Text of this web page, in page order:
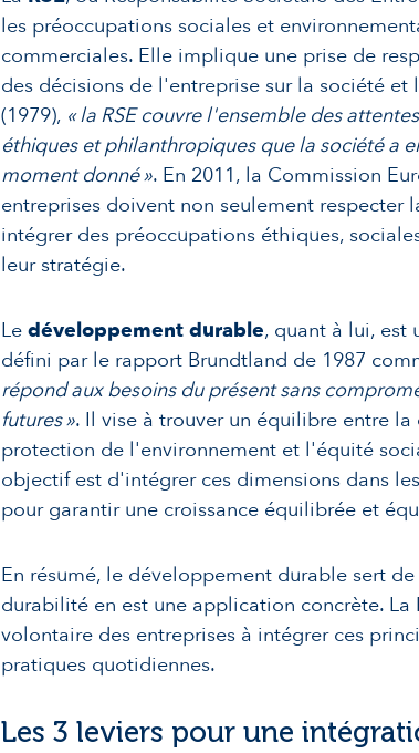
les préoccupations sociales et
commerciales. Elle implique une prise de
des décisions de l'entreprise sur la société et
(1979), « la RSE couvre l'ensemble des
éthiques et philanthropiques que la société a
moment donné ». En 2011, la Commission
entreprises doivent non seulement respecter
intégrer des préoccupations éthiques,
leur stratégie.
Ledéveloppement durable, quant à lui, est
défini par le rapport Brundtland de 1987
répond aux besoins du présent sans
futures ». Il vise à trouver un équilibre entre
protection de l'environnement et l'équité
objectif est d'intégrer ces dimensions dans
pour garantir une croissance équilibrée et
En résumé, le développement durable sert
durabilité en est une application concrète. La
volontaire des entreprises à intégrer ces
pratiques quotidiennes.
Les 3 leviers pour une